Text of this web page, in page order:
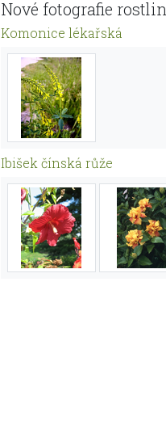
Nové fotografie rostlin
Komonice lékařská
Ibišek čínská růže